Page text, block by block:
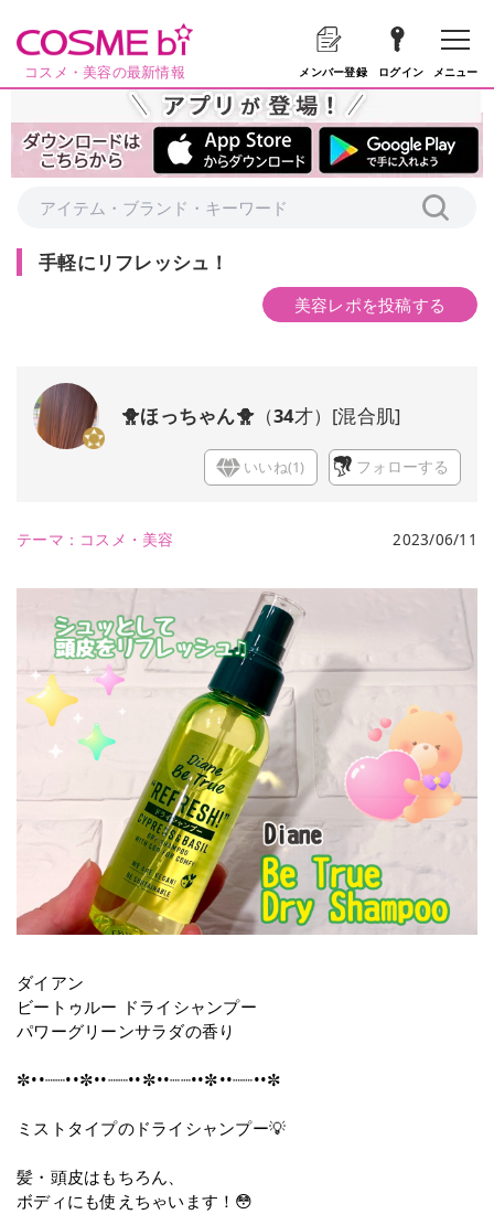
コスメ・美容の最新情報 メンバー登録 ログイン メニュー
手軽にリフレッシュ！
美容レポを投稿する
🐥ほっちゃん🐥（34才） [混合肌]
いいね(1) フォローする
テーマ： コスメ・美容 2023/06/11
ダイアン
ビートゥルー ドライシャンプー
パワーグリーンサラダの香り
✼••┈┈••✼••┈┈••✼••┈┈••✼••┈┈••✼
ミストタイプのドライシャンプー💡
髪・頭皮はもちろん、
ボディにも使えちゃいます！😳